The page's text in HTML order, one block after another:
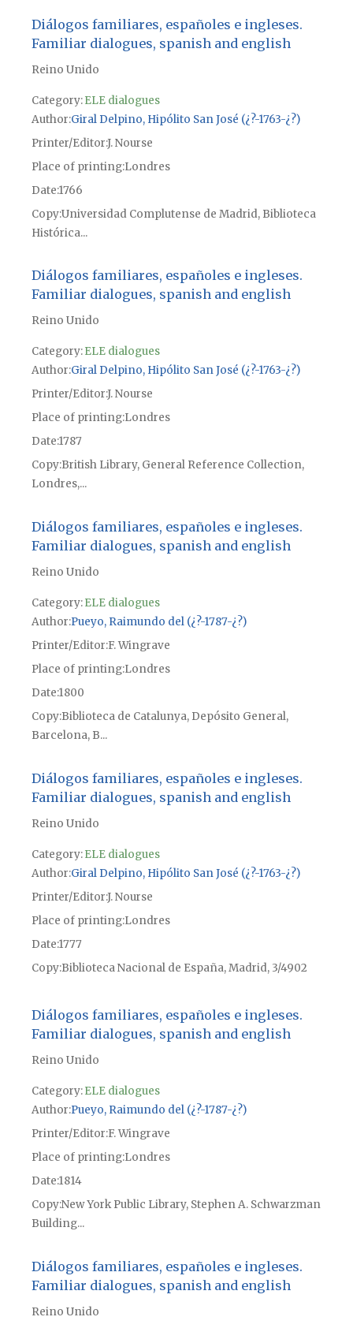
Diálogos familiares, españoles e ingleses.
Familiar dialogues, spanish and english
Reino Unido
Category:ELE dialogues
Author Giral Delpino, Hipólito San José (¿?-1763-¿?)
Printer/EditorJ. Nourse
Place of printingLondres
Date1766
CopyUniversidad Complutense de Madrid, Biblioteca
Histórica...
Diálogos familiares, españoles e ingleses.
Familiar dialogues, spanish and english
Reino Unido
Category:ELE dialogues
Author Giral Delpino, Hipólito San José (¿?-1763-¿?)
Printer/EditorJ. Nourse
Place of printingLondres
Date1787
CopyBritish Library, General Reference Collection,
Londres,...
Diálogos familiares, españoles e ingleses.
Familiar dialogues, spanish and english
Reino Unido
Category:ELE dialogues
Author Pueyo, Raimundo del (¿?-1787-¿?)
Printer/Editor F. Wingrave
Place of printingLondres
Date1800
CopyBiblioteca de Catalunya, Depósito General,
Barcelona, B...
Diálogos familiares, españoles e ingleses.
Familiar dialogues, spanish and english
Reino Unido
Category:ELE dialogues
Author Giral Delpino, Hipólito San José (¿?-1763-¿?)
Printer/EditorJ. Nourse
Place of printingLondres
Date1777
CopyBiblioteca Nacional de España, Madrid, 3/4902
Diálogos familiares, españoles e ingleses.
Familiar dialogues, spanish and english
Reino Unido
Category:ELE dialogues
Author Pueyo, Raimundo del (¿?-1787-¿?)
Printer/Editor F. Wingrave
Place of printingLondres
Date1814
CopyNew York Public Library, Stephen A. Schwarzman
Building...
Diálogos familiares, españoles e ingleses.
Familiar dialogues, spanish and english
Reino Unido